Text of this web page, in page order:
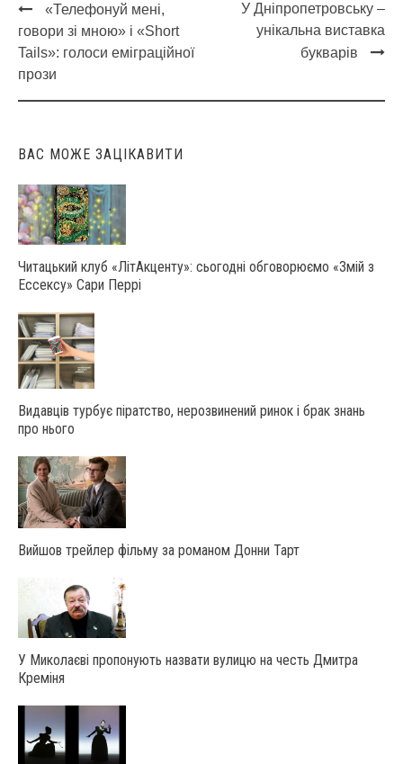
Post
navigation
«Телефонуй мені,
говори зі мною» і «Short
Tails»: голоси еміграційної
прози
У Дніпропетровську –
унікальна виставка
букварів
ВАС МОЖЕ ЗАЦІКАВИТИ
Читацький клуб «ЛітАкценту»: сьогодні обговорюємо «Змій з
Ессексу» Сари Перрі
Видавців турбує піратство, нерозвинений ринок і брак знань
про нього
Вийшов трейлер фільму за романом Донни Тарт
У Миколаєві пропонують назвати вулицю на честь Дмитра
Креміня